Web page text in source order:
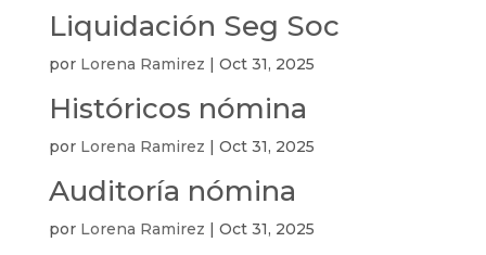
Liquidación Seg Soc
por Lorena Ramirez | Oct 31, 2025
Históricos nómina
por Lorena Ramirez | Oct 31, 2025
Auditoría nómina
por Lorena Ramirez | Oct 31, 2025